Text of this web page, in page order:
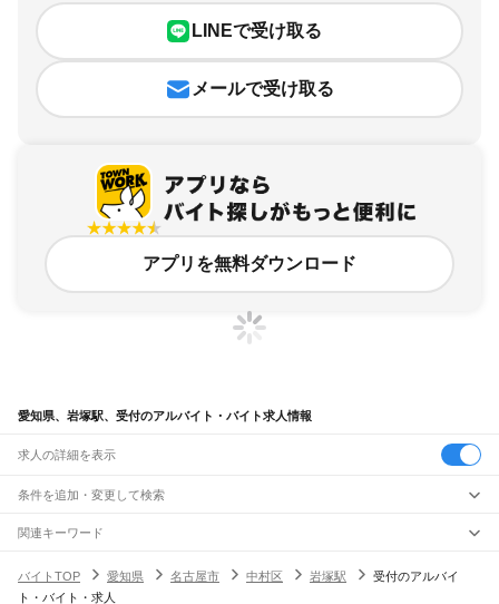
LINEで受け取る
メールで受け取る
アプリを無料ダウンロード
愛知県、岩塚駅、受付のアルバイト・バイト求人情報
求人の詳細を表示
条件を追加・変更して検索
市区町村を追加・変更
愛知県すべて
名古屋市すべて
駅を追加・変更
関連キーワード
バイトTOP
愛知県 名古屋市 中村区 岩塚駅
受付のアルバイ
ト・バイト・求人